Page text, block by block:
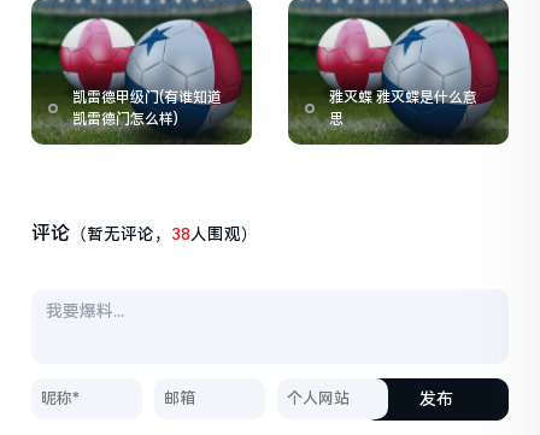
凯雷德甲级门(有谁知道
凯雷德门怎么样)
雅灭蝶 雅灭蝶是什么意
思
评论 （暂无评论， 38人围观）
发布